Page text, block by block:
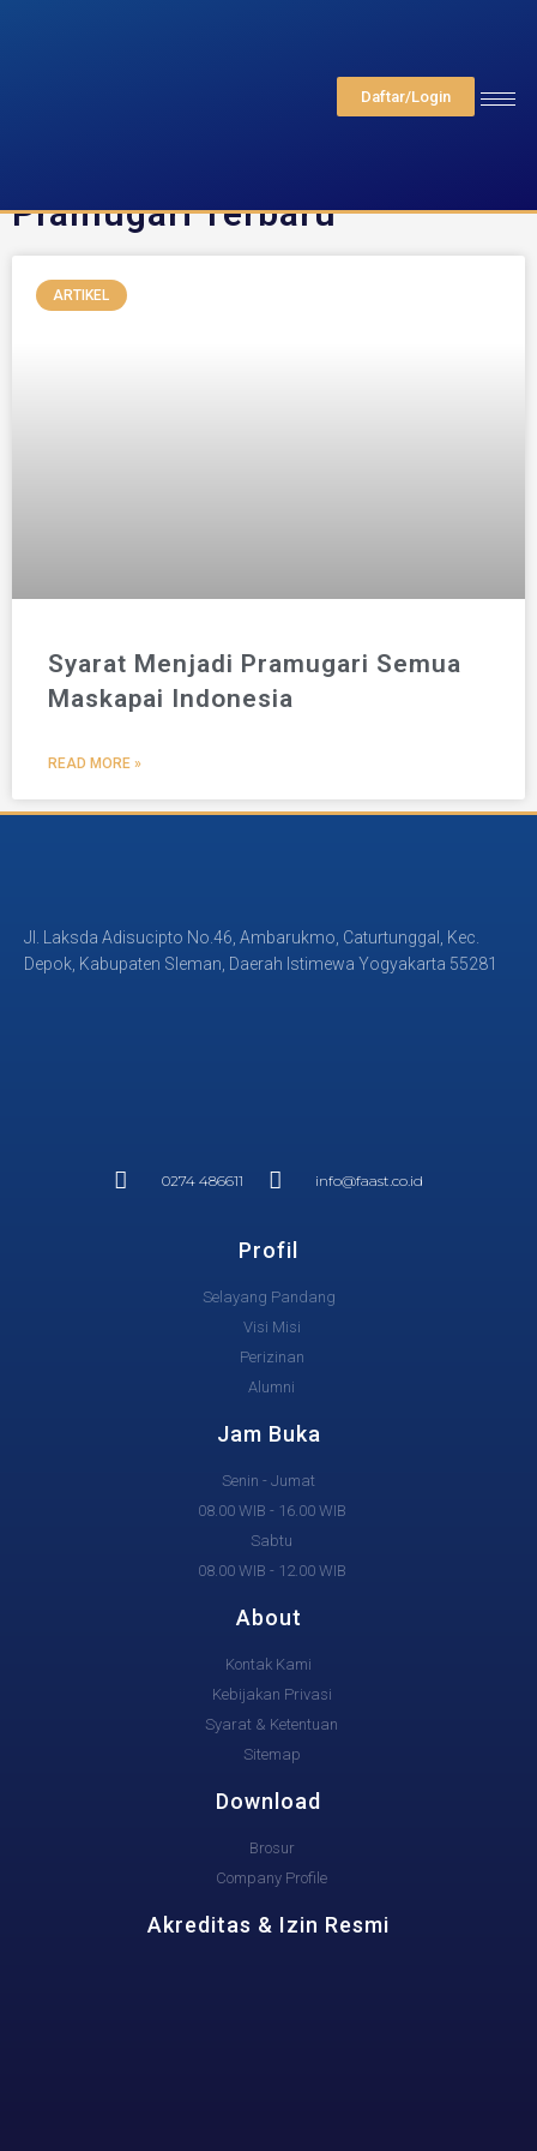
Daftar/Login
Pramugari Terbaru
ARTIKEL
Syarat Menjadi Pramugari Semua
Maskapai Indonesia
READ MORE »
Jl. Laksda Adisucipto No.46, Ambarukmo, Caturtunggal, Kec.
Depok, Kabupaten Sleman, Daerah Istimewa Yogyakarta 55281
0274 486611 info@faast.co.id
Profil
Selayang Pandang
Visi Misi
Perizinan
Alumni
Jam Buka
Senin - Jumat
08.00 WIB - 16.00 WIB
Sabtu
08.00 WIB - 12.00 WIB
About
Kontak Kami
Kebijakan Privasi
Syarat & Ketentuan
Sitemap
Download
Brosur
Company Profile
Akreditas & Izin Resmi